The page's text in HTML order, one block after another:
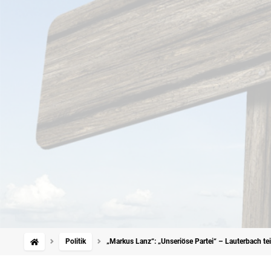
Politik „Markus Lanz“: „Unseriöse Partei“ – Lauterbach